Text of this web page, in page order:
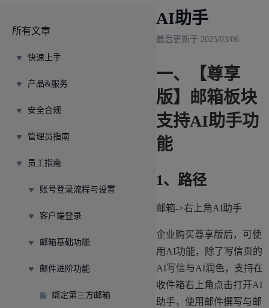
所有文章
快速上手
产品&服务
安全合规
管理员指南
员工指南
账号登录流程与设置
客户端登录
邮箱基础功能
邮件进阶功能
绑定第三方邮箱
AI助手
最后更新于 2025/03/06
一、【尊享
版】邮箱板块
支持AI助手功
能
1、路径
邮箱->右上角AI助手
企业购买尊享版后，可使
用AI功能，除了写信页的
AI写信与AI润色，支持在
收件箱右上角点击打开AI
助手，使用邮件撰写与邮